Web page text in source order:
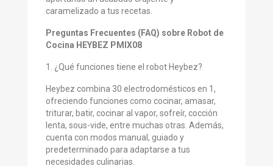
caramelizado a tus recetas.
Preguntas Frecuentes (FAQ) sobre Robot de
Cocina HEYBEZ PMIX08
1. ¿Qué funciones tiene el robot Heybez?
Heybez combina 30 electrodomésticos en 1,
ofreciendo funciones como cocinar, amasar,
triturar, batir, cocinar al vapor, sofreír, cocción
lenta, sous-vide, entre muchas otras. Además,
cuenta con modos manual, guiado y
predeterminado para adaptarse a tus
necesidades culinarias.